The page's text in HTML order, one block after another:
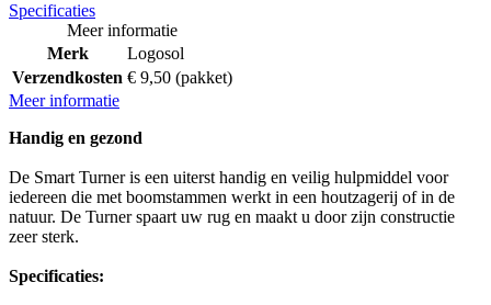
Specificaties
Meer informatie
Merk
Logosol
Verzendkosten € 9,50 (pakket)
Meer informatie
Handig en gezond
De Smart Turner is een uiterst handig en veilig hulpmiddel voor
iedereen die met boomstammen werkt in een houtzagerij of in de
natuur. De Turner spaart uw rug en maakt u door zijn constructie
zeer sterk.
Specificaties: